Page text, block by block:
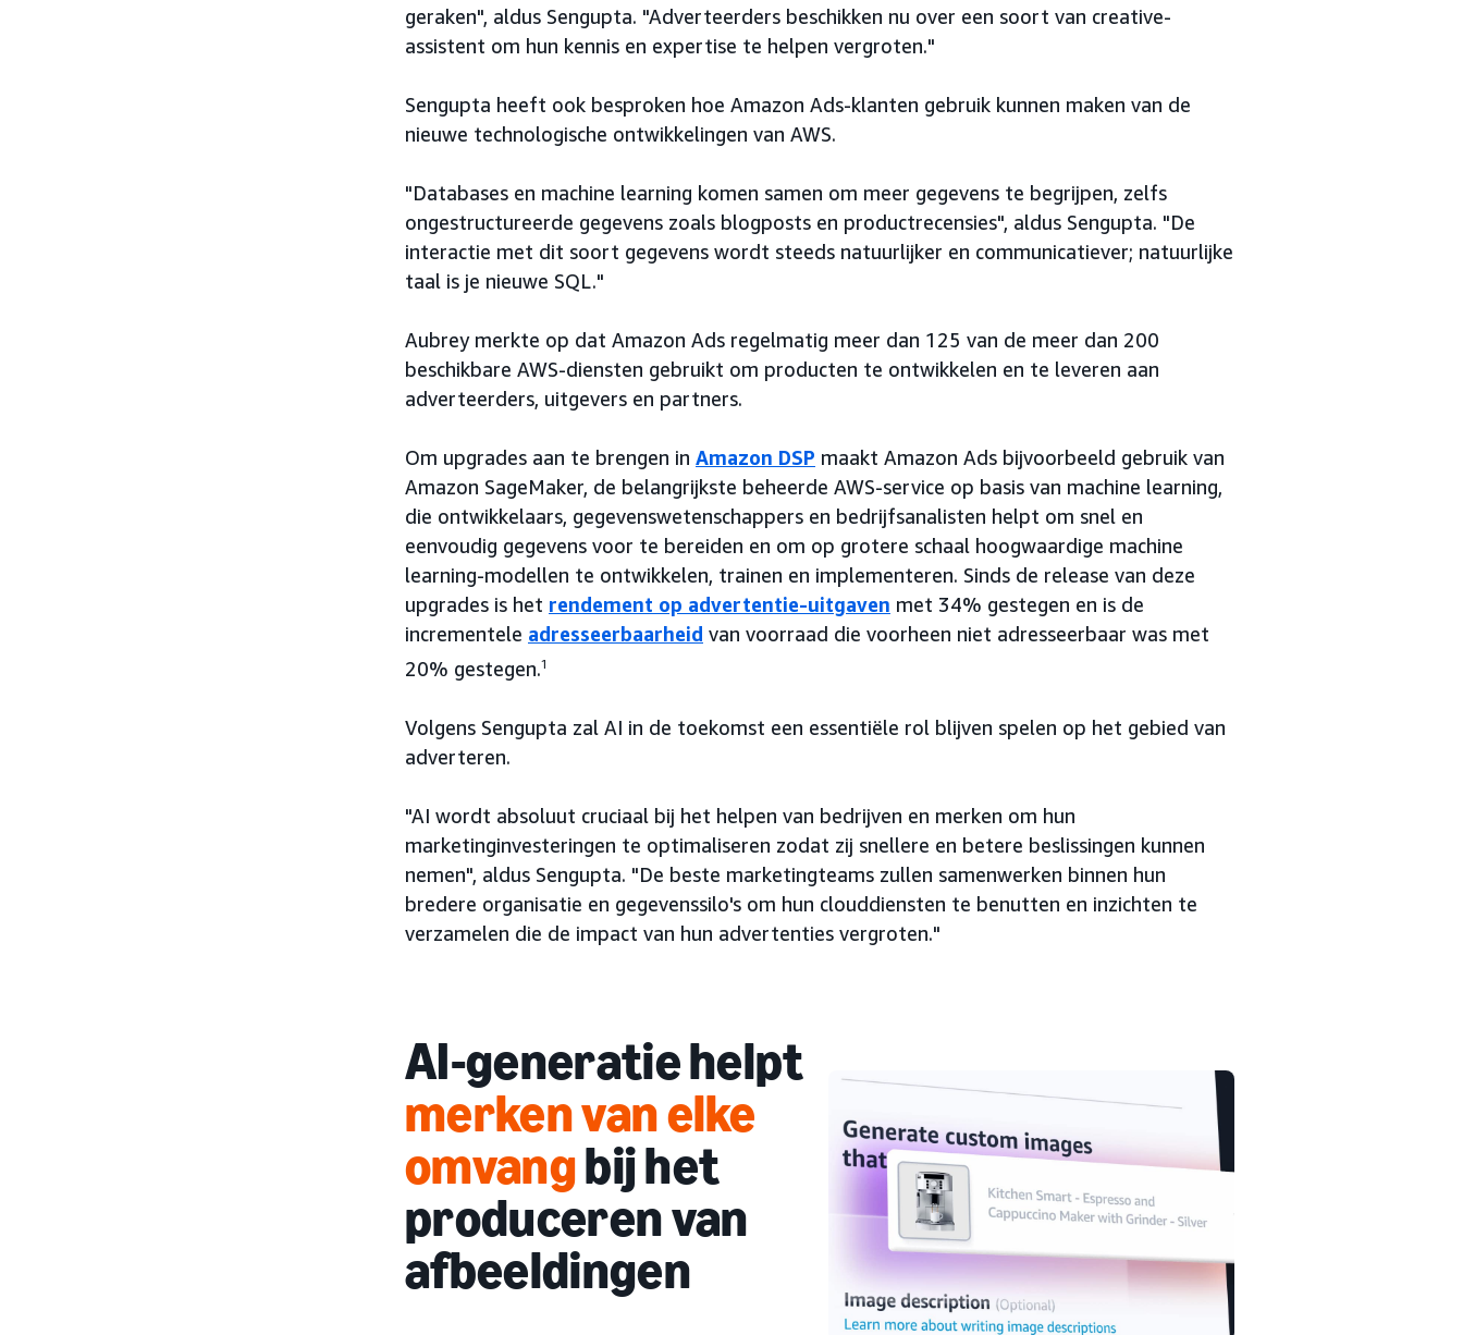
geraken", aldus Sengupta. "Adverteerders beschikken nu over een soort van creative-
assistent om hun kennis en expertise te helpen vergroten."
Sengupta heeft ook besproken hoe Amazon Ads-klanten gebruik kunnen maken van de
nieuwe technologische ontwikkelingen van AWS.
"Databases en machine learning komen samen om meer gegevens te begrijpen, zelfs
ongestructureerde gegevens zoals blogposts en productrecensies", aldus Sengupta. "De
interactie met dit soort gegevens wordt steeds natuurlijker en communicatiever; natuurlijke
taal is je nieuwe SQL."
Aubrey merkte op dat Amazon Ads regelmatig meer dan 125 van de meer dan 200
beschikbare AWS-diensten gebruikt om producten te ontwikkelen en te leveren aan
adverteerders, uitgevers en partners.
Om upgrades aan te brengen in Amazon DSP maakt Amazon Ads bijvoorbeeld gebruik van
Amazon SageMaker, de belangrijkste beheerde AWS-service op basis van machine learning,
die ontwikkelaars, gegevenswetenschappers en bedrijfsanalisten helpt om snel en
eenvoudig gegevens voor te bereiden en om op grotere schaal hoogwaardige machine
learning-modellen te ontwikkelen, trainen en implementeren. Sinds de release van deze
upgrades is het rendement op advertentie-uitgaven met 34% gestegen en is de
incrementele adresseerbaarheid van voorraad die voorheen niet adresseerbaar was met
20% gestegen.1
Volgens Sengupta zal AI in de toekomst een essentiële rol blijven spelen op het gebied van
adverteren.
"AI wordt absoluut cruciaal bij het helpen van bedrijven en merken om hun
marketinginvesteringen te optimaliseren zodat zij snellere en betere beslissingen kunnen
nemen", aldus Sengupta. "De beste marketingteams zullen samenwerken binnen hun
bredere organisatie en gegevenssilo's om hun clouddiensten te benutten en inzichten te
verzamelen die de impact van hun advertenties vergroten."
AI-generatie helpt
merken van elke
omvangbij het
produceren van
afbeeldingen